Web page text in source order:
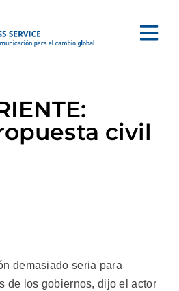
civil
demasiado seria para
de los gobiernos, dijo el actor